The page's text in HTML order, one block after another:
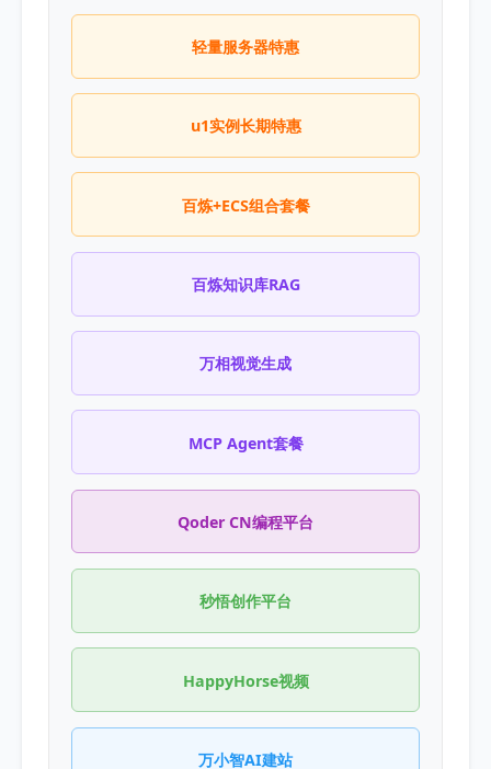
轻量服务器特惠
u1实例长期特惠
百炼+ECS组合套餐
百炼知识库RAG
万相视觉生成
MCP Agent套餐
Qoder CN编程平台
秒悟创作平台
HappyHorse视频
万小智AI建站